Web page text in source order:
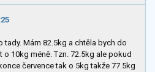
tady. Mám 82.5kg a chtěla bych do
o 10kg méně. Tzn. 72.5kg ale pokud
července tak o 5kg takže 77.5kg